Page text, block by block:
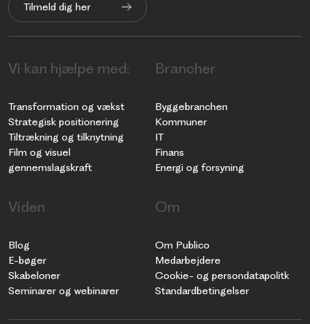
Tilmeld dig her
Vi kan hjælpe med:
Transformation og vækst
Strategisk positionering
Tiltrækning og tilknytning
Film og visuel
gennemslagskraft
Brancher
Byggebranchen
Kommuner
IT
Finans
Energi og forsyning
Viden
Blog
E-bøger
Skabeloner
Seminarer og webinarer
Om
Om Publico
Medarbejdere
Cookie- og persondatapolitk
Standardbetingelser